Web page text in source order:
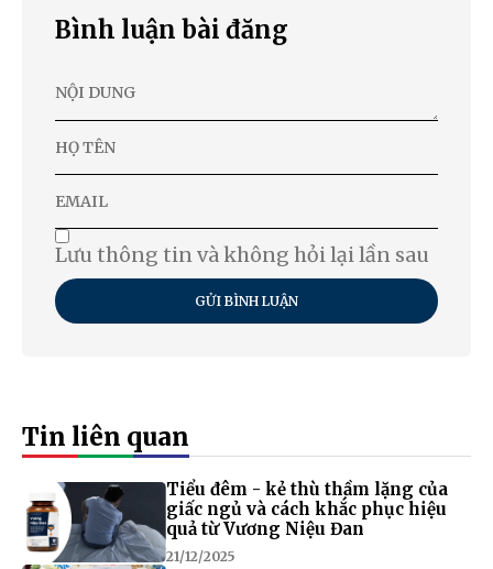
Bình luận bài đăng
Lưu thông tin và không hỏi lại lần sau
GỬI BÌNH LUẬN
Tin liên quan
Tiểu đêm - kẻ thù thầm lặng của
giấc ngủ và cách khắc phục hiệu
quả từ Vương Niệu Đan
21/12/2025